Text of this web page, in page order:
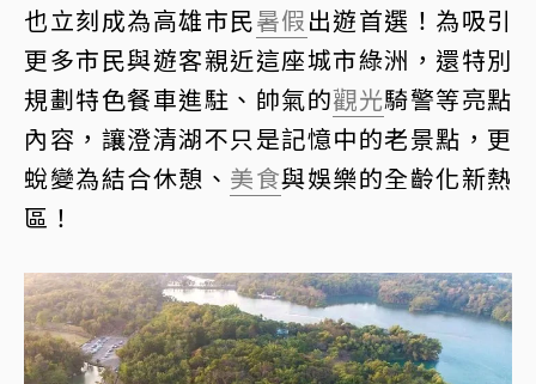
也立刻成為高雄市民暑假出遊首選！為吸引
更多市民與遊客親近這座城市綠洲，還特別
規劃特色餐車進駐、帥氣的觀光騎警等亮點
內容，讓澄清湖不只是記憶中的老景點，更
蛻變為結合休憩、 美食與娛樂的全齡化新熱
區！